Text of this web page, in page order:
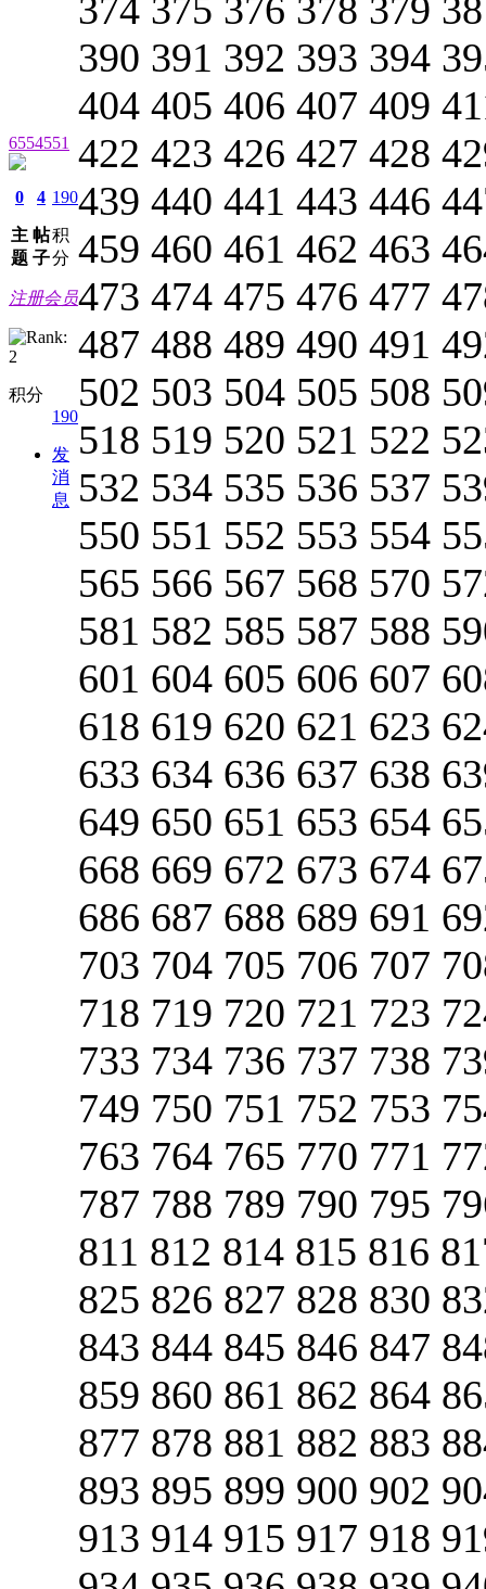
6554551
0
主
题
4
帖
子
190
积
分
注册会员
积分
190
发
消
息
374 375 376 378 379
390 391 392 393 394
404 405 406 407 409
422 423 426 427 428
439 440 441 443 446
459 460 461 462 463
473 474 475 476 477
487 488 489 490 491
502 503 504 505 508
518 519 520 521 522
532 534 535 536 537
550 551 552 553 554
565 566 567 568 570
581 582 585 587 588
601 604 605 606 607
618 619 620 621 623
633 634 636 637 638
649 650 651 653 654
668 669 672 673 674
686 687 688 689 691
703 704 705 706 707
718 719 720 721 723
733 734 736 737 738
749 750 751 752 753
763 764 765 770 771
787 788 789 790 795
811 812 814 815 816
825 826 827 828 830
843 844 845 846 847
859 860 861 862 864
877 878 881 882 883
893 895 899 900 902
913 914 915 917 918